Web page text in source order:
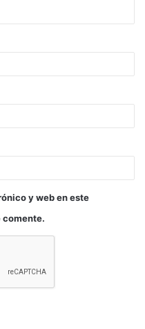
y web en este
comente.